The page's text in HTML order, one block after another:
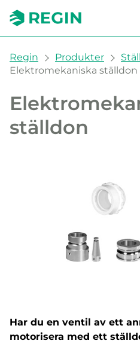
You are here:
Regin Produkter
Elektromekaniska ställdon
ställdon
Har du en ventil av ett
motorisera med ett